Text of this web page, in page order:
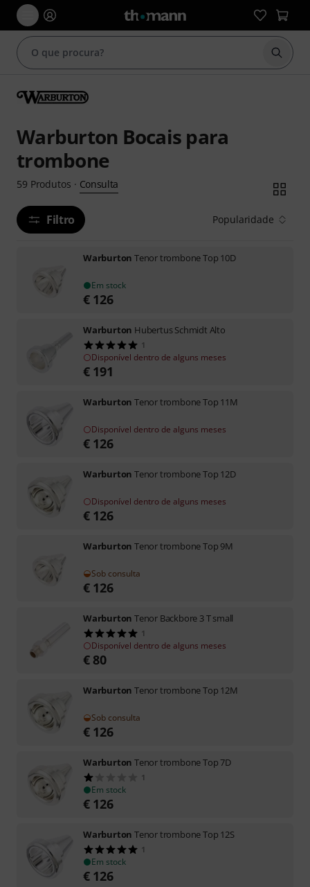
Iniciar
Warburton Bocais para
trombone
59 Produtos · Consulta
Filtro Popularidade
Warburton Tenor trombone Top 10D
Em stock
€ 126
Warburton Hubertus Schmidt Alto
1
Disponível dentro de alguns meses
€ 191
Warburton Tenor trombone Top 11M
Disponível dentro de alguns meses
€ 126
Warburton Tenor trombone Top 12D
Disponível dentro de alguns meses
€ 126
Warburton Tenor trombone Top 9M
Sob consulta
€ 126
Warburton Tenor Backbore 3 T small
1
Disponível dentro de alguns meses
€ 80
Warburton Tenor trombone Top 12M
Sob consulta
€ 126
Warburton Tenor trombone Top 7D
1
Em stock
€ 126
Warburton Tenor trombone Top 12S
1
Em stock
€ 126